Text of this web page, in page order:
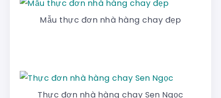
Mẫu thực đơn nhà hàng chay đẹp
Thực đơn nhà hàng chay Sen Ngọc